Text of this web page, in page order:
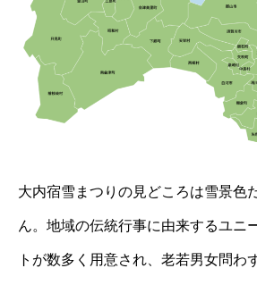
大内宿雪まつりの見どころは雪景色
ん。地域の伝統行事に由来するユニ
トが数多く用意され、老若男女問わ